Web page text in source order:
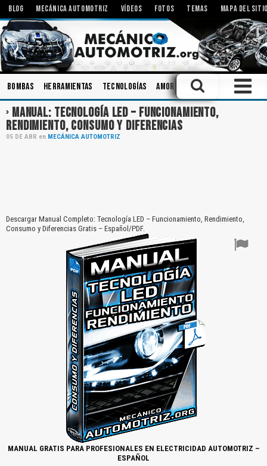
BLOG MECÁNICA AUTOMOTRIZ VÍDEOS FOTOS TEMAS MAPA DEL
Bombas Herramientas Tecnologías Amortiguadores Engranajes
MANUAL: TECNOLOGÍA LED – FUNCIONAMIENTO,
RENDIMIENTO, CONSUMO Y DIFERENCIAS
05 DE ABR en MECÁNICA AUTOMOTRIZ
Descargar Manual Completo: Tecnología LED – Funcionamiento, Rendimiento,
Consumo y Diferencias Gratis – Español/PDF.
MANUAL GRATIS PARA PROFESIONALES EN ELECTRICIDAD AUTOMOTRIZ –
ESPAÑOL